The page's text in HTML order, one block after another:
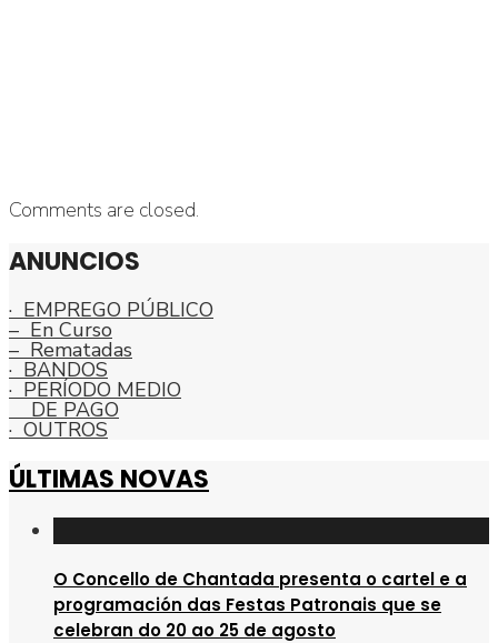
Comments are closed.
ANUNCIOS
· EMPREGO PÚBLICO
– En Curso
– Rematadas
· BANDOS
· PERÍODO MEDIO
DE PAGO
· OUTROS
ÚLTIMAS NOVAS
O Concello de Chantada presenta o cartel e a
programación das Festas Patronais que se
celebran do 20 ao 25 de agosto